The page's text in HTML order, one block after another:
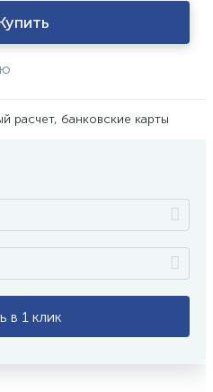
расчет, банковские карты
в 1 клик